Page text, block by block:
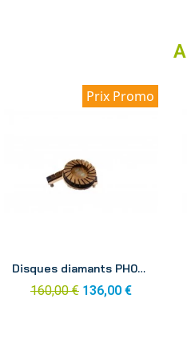
Prix Promo
Disques diamants PH06 pro 100mm grain 120 (x3)
160,00 € 136,00 €